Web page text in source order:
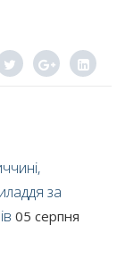
за
05 серпня